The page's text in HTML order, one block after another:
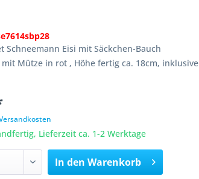
Schneemann Eisi mit Säckchen-Bauch
Mütze in rot , Höhe fertig ca. 18cm, inklusive
Lieferzeit ca. 1-2 Werktage
In den Warenkorb